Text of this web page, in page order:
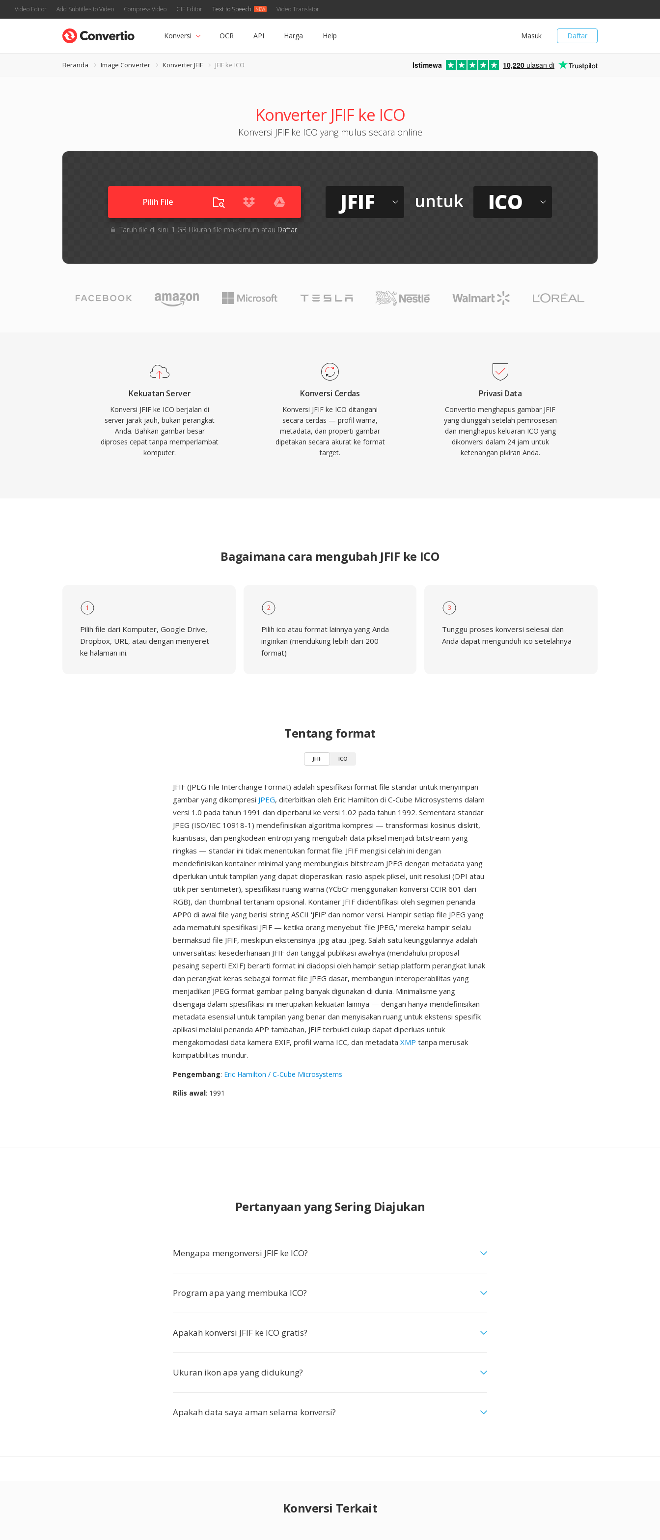
Video Editor Add Subtitles to Video Compress Video GIF Editor Text to Speech Video Translator
Daftar
Masuk
Konversi OCR API Harga Help
Beranda Image Converter Konverter JFIF JFIF ke ICO Istimewa 10,220 ulasan di
Konverter JFIF ke ICO
Konversi JFIF ke ICO yang mulus secara online
Pilih File
Taruh file di sini. 1 GB Ukuran file maksimum atau Daftar
JFIF untuk ICO
Kekuatan Server
Konversi JFIF ke ICO berjalan di
server jarak jauh, bukan perangkat
Anda. Bahkan gambar besar
diproses cepat tanpa memperlambat
komputer.
Konversi Cerdas
Konversi JFIF ke ICO ditangani
secara cerdas — profil warna,
metadata, dan properti gambar
dipetakan secara akurat ke format
target.
Privasi Data
Convertio menghapus gambar JFIF
yang diunggah setelah pemrosesan
dan menghapus keluaran ICO yang
dikonversi dalam 24 jam untuk
ketenangan pikiran Anda.
Bagaimana cara mengubah JFIF ke ICO
1
Pilih file dari Komputer, Google Drive,
Dropbox, URL, atau dengan menyeret
ke halaman ini.
2
Pilih ico atau format lainnya yang Anda
inginkan (mendukung lebih dari 200
format)
3
Tunggu proses konversi selesai dan
Anda dapat mengunduh ico setelahnya
Tentang format
JFIF ICO
JFIF (JPEG File Interchange Format) adalah spesifikasi format file standar untuk menyimpan
gambar yang dikompresi JPEG, diterbitkan oleh Eric Hamilton di C-Cube Microsystems dalam
versi 1.0 pada tahun 1991 dan diperbarui ke versi 1.02 pada tahun 1992. Sementara standar
JPEG (ISO/IEC 10918-1) mendefinisikan algoritma kompresi — transformasi kosinus diskrit,
kuantisasi, dan pengkodean entropi yang mengubah data piksel menjadi bitstream yang
ringkas — standar ini tidak menentukan format file. JFIF mengisi celah ini dengan
mendefinisikan kontainer minimal yang membungkus bitstream JPEG dengan metadata yang
diperlukan untuk tampilan yang dapat dioperasikan: rasio aspek piksel, unit resolusi (DPI atau
titik per sentimeter), spesifikasi ruang warna (YCbCr menggunakan konversi CCIR 601 dari
RGB), dan thumbnail tertanam opsional. Kontainer JFIF diidentifikasi oleh segmen penanda
APP0 di awal file yang berisi string ASCII 'JFIF' dan nomor versi. Hampir setiap file JPEG yang
ada mematuhi spesifikasi JFIF — ketika orang menyebut 'file JPEG,' mereka hampir selalu
bermaksud file JFIF, meskipun ekstensinya .jpg atau .jpeg. Salah satu keunggulannya adalah
universalitas: kesederhanaan JFIF dan tanggal publikasi awalnya (mendahului proposal
pesaing seperti EXIF) berarti format ini diadopsi oleh hampir setiap platform perangkat lunak
dan perangkat keras sebagai format file JPEG dasar, membangun interoperabilitas yang
menjadikan JPEG format gambar paling banyak digunakan di dunia. Minimalisme yang
disengaja dalam spesifikasi ini merupakan kekuatan lainnya — dengan hanya mendefinisikan
metadata esensial untuk tampilan yang benar dan menyisakan ruang untuk ekstensi spesifik
aplikasi melalui penanda APP tambahan, JFIF terbukti cukup dapat diperluas untuk
mengakomodasi data kamera EXIF, profil warna ICC, dan metadata XMP tanpa merusak
kompatibilitas mundur.
Pengembang: Eric Hamilton / C-Cube Microsystems
Rilis awal: 1991
Pertanyaan yang Sering Diajukan
Mengapa mengonversi JFIF ke ICO?
Program apa yang membuka ICO?
Apakah konversi JFIF ke ICO gratis?
Ukuran ikon apa yang didukung?
Apakah data saya aman selama konversi?
Konversi Terkait